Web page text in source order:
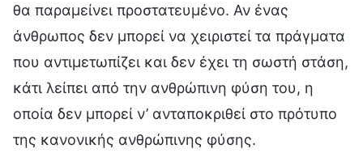
θα παραμείνει προστατευμένο. Αν ένας
άνθρωπος δεν μπορεί να χειριστεί τα πράγματα
που αντιμετωπίζει και δεν έχει τη σωστή στάση,
κάτι λείπει από την ανθρώπινη φύση του, η
οποία δεν μπορεί ν’ ανταποκριθεί στο πρότυπο
της κανονικής ανθρώπινης φύσης.